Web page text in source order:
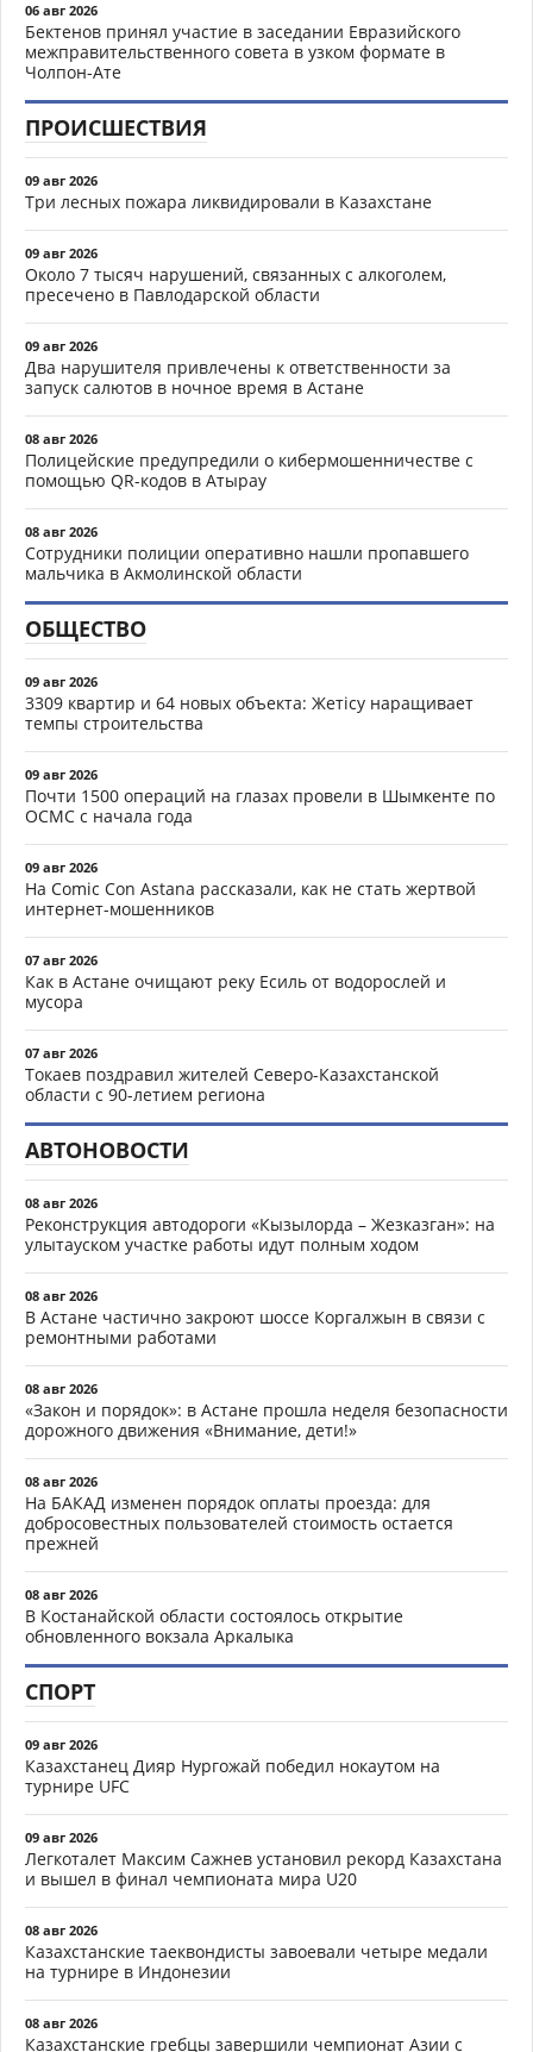
06 авг 2026
Бектенов принял участие в заседании Евразийского
межправительственного совета в узком формате в
Чолпон-Ате
ПРОИСШЕСТВИЯ
09 авг 2026
Три лесных пожара ликвидировали в Казахстане
09 авг 2026
Около 7 тысяч нарушений, связанных с алкоголем,
пресечено в Павлодарской области
09 авг 2026
Два нарушителя привлечены к ответственности за
запуск салютов в ночное время в Астане
08 авг 2026
Полицейские предупредили о кибермошенничестве с
помощью QR-кодов в Атырау
08 авг 2026
Сотрудники полиции оперативно нашли пропавшего
мальчика в Акмолинской области
ОБЩЕСТВО
09 авг 2026
3309 квартир и 64 новых объекта: Жетісу наращивает
темпы строительства
09 авг 2026
Почти 1500 операций на глазах провели в Шымкенте по
ОСМС с начала года
09 авг 2026
На Comic Con Astana рассказали, как не стать жертвой
интернет-мошенников
07 авг 2026
Как в Астане очищают реку Есиль от водорослей и
мусора
07 авг 2026
Токаев поздравил жителей Северо-Казахстанской
области с 90-летием региона
АВТОНОВОСТИ
08 авг 2026
Реконструкция автодороги «Кызылорда – Жезказган»: на
улытауском участке работы идут полным ходом
08 авг 2026
В Астане частично закроют шоссе Коргалжын в связи с
ремонтными работами
08 авг 2026
«Закон и порядок»: в Астане прошла неделя безопасности
дорожного движения «Внимание, дети!»
08 авг 2026
На БАКАД изменен порядок оплаты проезда: для
добросовестных пользователей стоимость остается
прежней
08 авг 2026
В Костанайской области состоялось открытие
обновленного вокзала Аркалыка
СПОРТ
09 авг 2026
Казахстанец Дияр Нургожай победил нокаутом на
турнире UFC
09 авг 2026
Легкоталет Максим Сажнев установил рекорд Казахстана
и вышел в финал чемпионата мира U20
08 авг 2026
Казахстанские таеквондисты завоевали четыре медали
на турнире в Индонезии
08 авг 2026
Казахстанские гребцы завершили чемпионат Азии с